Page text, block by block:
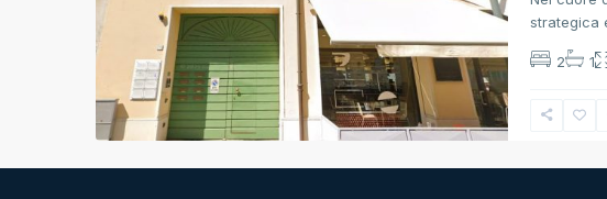
strategica
2 1